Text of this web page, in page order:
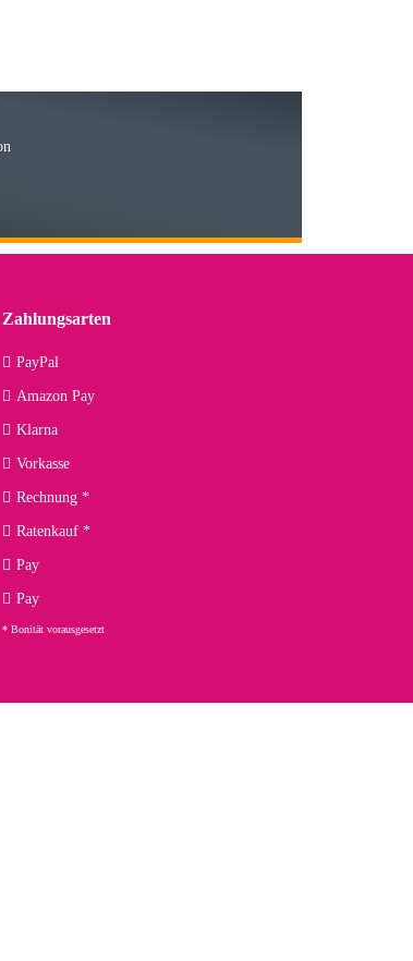
Jahren herausstellen. Spannend wird es falls
Zahlungsarten
PayPal
Amazon Pay
Klarna
Vorkasse
Rechnung *
Ratenkauf *
Pay
Pay
* Bonität vorausgesetzt